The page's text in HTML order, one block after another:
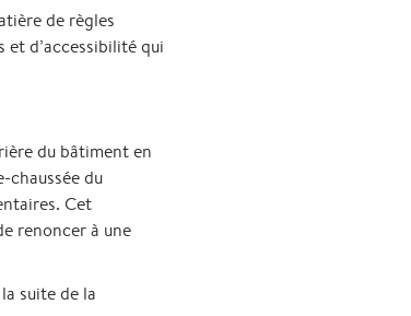
de règles
d’accessibilité qui
du bâtiment en
du
Cet
renoncer à une
suite de la